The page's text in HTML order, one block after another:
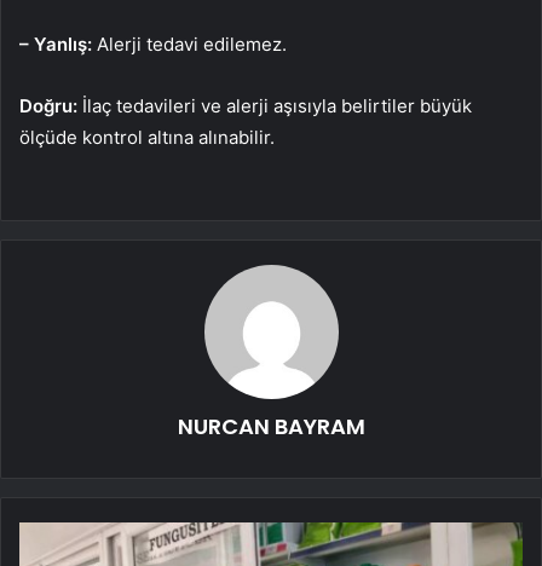
– Yanlış: Alerji tedavi edilemez.
Doğru: İlaç tedavileri ve alerji aşısıyla belirtiler büyük
ölçüde kontrol altına alınabilir.
NURCAN BAYRAM